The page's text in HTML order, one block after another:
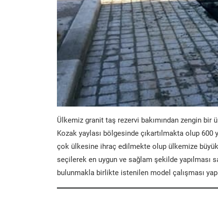
Ülkemiz granit taş rezervi bakımından zengin bir
Kozak yaylası bölgesinde çıkartılmakta olup
çok ülkesine ihraç edilmekte olup ülkemize
seçilerek en uygun ve sağlam şekilde yapılması
bulunmakla birlikte istenilen model çalışması